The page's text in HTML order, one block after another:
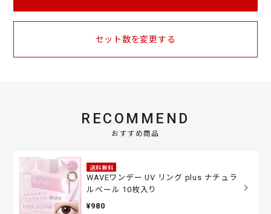
セット数を変更する
RECOMMEND
おすすめ商品
送料無料
WAVEワンデー UV リング plus ナチュラ
ルベール 10枚入り
¥980